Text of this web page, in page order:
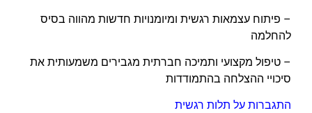
– פיתוח עצמאות רגשית ומיומנויות חדשות מהווה בסיס
להחלמה
– טיפול מקצועי ותמיכה חברתית מגבירים משמעותית את
סיכויי ההצלחה בהתמודדות
התגברות על תלות רגשית